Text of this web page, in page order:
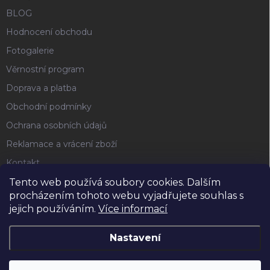
Tento web používá soubory cookies. Dalším
procházením tohoto webu vyjadřujete souhlas s
jejich používáním. Více informací
Nastavení
BLOG
Hodnocení obchodu
Fotogalerie
Věrnostní program
Doprava a platba
Obchodní podmínky
Ochrana osobních údajů
Reklamace a vrácení zboží
Kontakt
FACEBOOK